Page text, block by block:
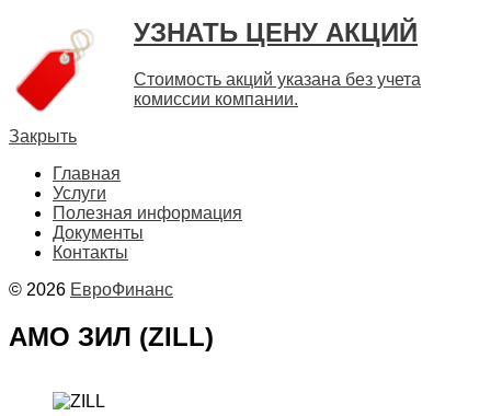
УЗНАТЬ ЦЕНУ АКЦИЙ
Стоимость акций указана без учета
комиссии компании.
Закрыть
Главная
Услуги
Полезная информация
Документы
Контакты
© 2026 ЕвроФинанс
АМО ЗИЛ (ZILL)